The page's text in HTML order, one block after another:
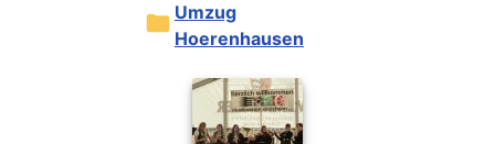
Umzug
Hoerenhausen